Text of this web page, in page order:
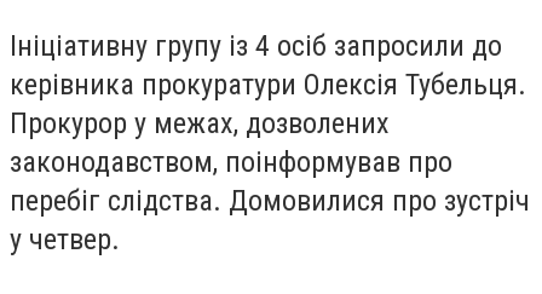
Ініціативну групу із 4 осіб запросили до
керівника прокуратури Олексія Тубельця.
Прокурор у межах, дозволених
законодавством, поінформував про
перебіг слідства. Домовилися про зустріч
у четвер.